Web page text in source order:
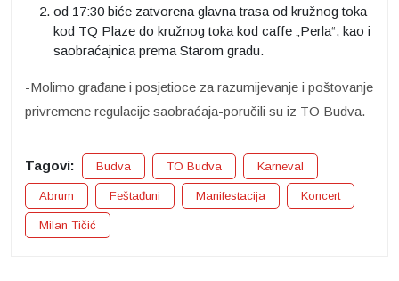
od 17:30 biće zatvorena glavna trasa od kružnog toka
kod TQ Plaze do kružnog toka kod caffe „Perla“, kao i
saobraćajnica prema Starom gradu.
-Molimo građane i posjetioce za razumijevanje i poštovanje
privremene regulacije saobraćaja-poručili su iz TO Budva.
Tagovi: Budva TO Budva Karneval
Abrum Feštađuni Manifestacija Koncert
Milan Tičić